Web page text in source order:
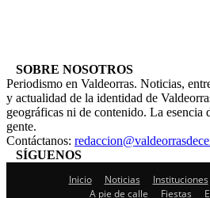
SOBRE NOSOTROS
Periodismo en Valdeorras. Noticias,
y actualidad de la identidad de
geográficas ni de contenido. La esencia
gente.
Contáctanos:
SÍGUENOS
Inicio
Noticias Instituciones
A pie de calle
Fiestas